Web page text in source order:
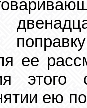
ее
этого
ею